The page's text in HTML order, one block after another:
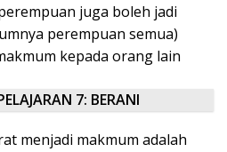
juga boleh jadi
perempuan semua)
kepada orang lain
7: BERANI
menjadi makmum adalah